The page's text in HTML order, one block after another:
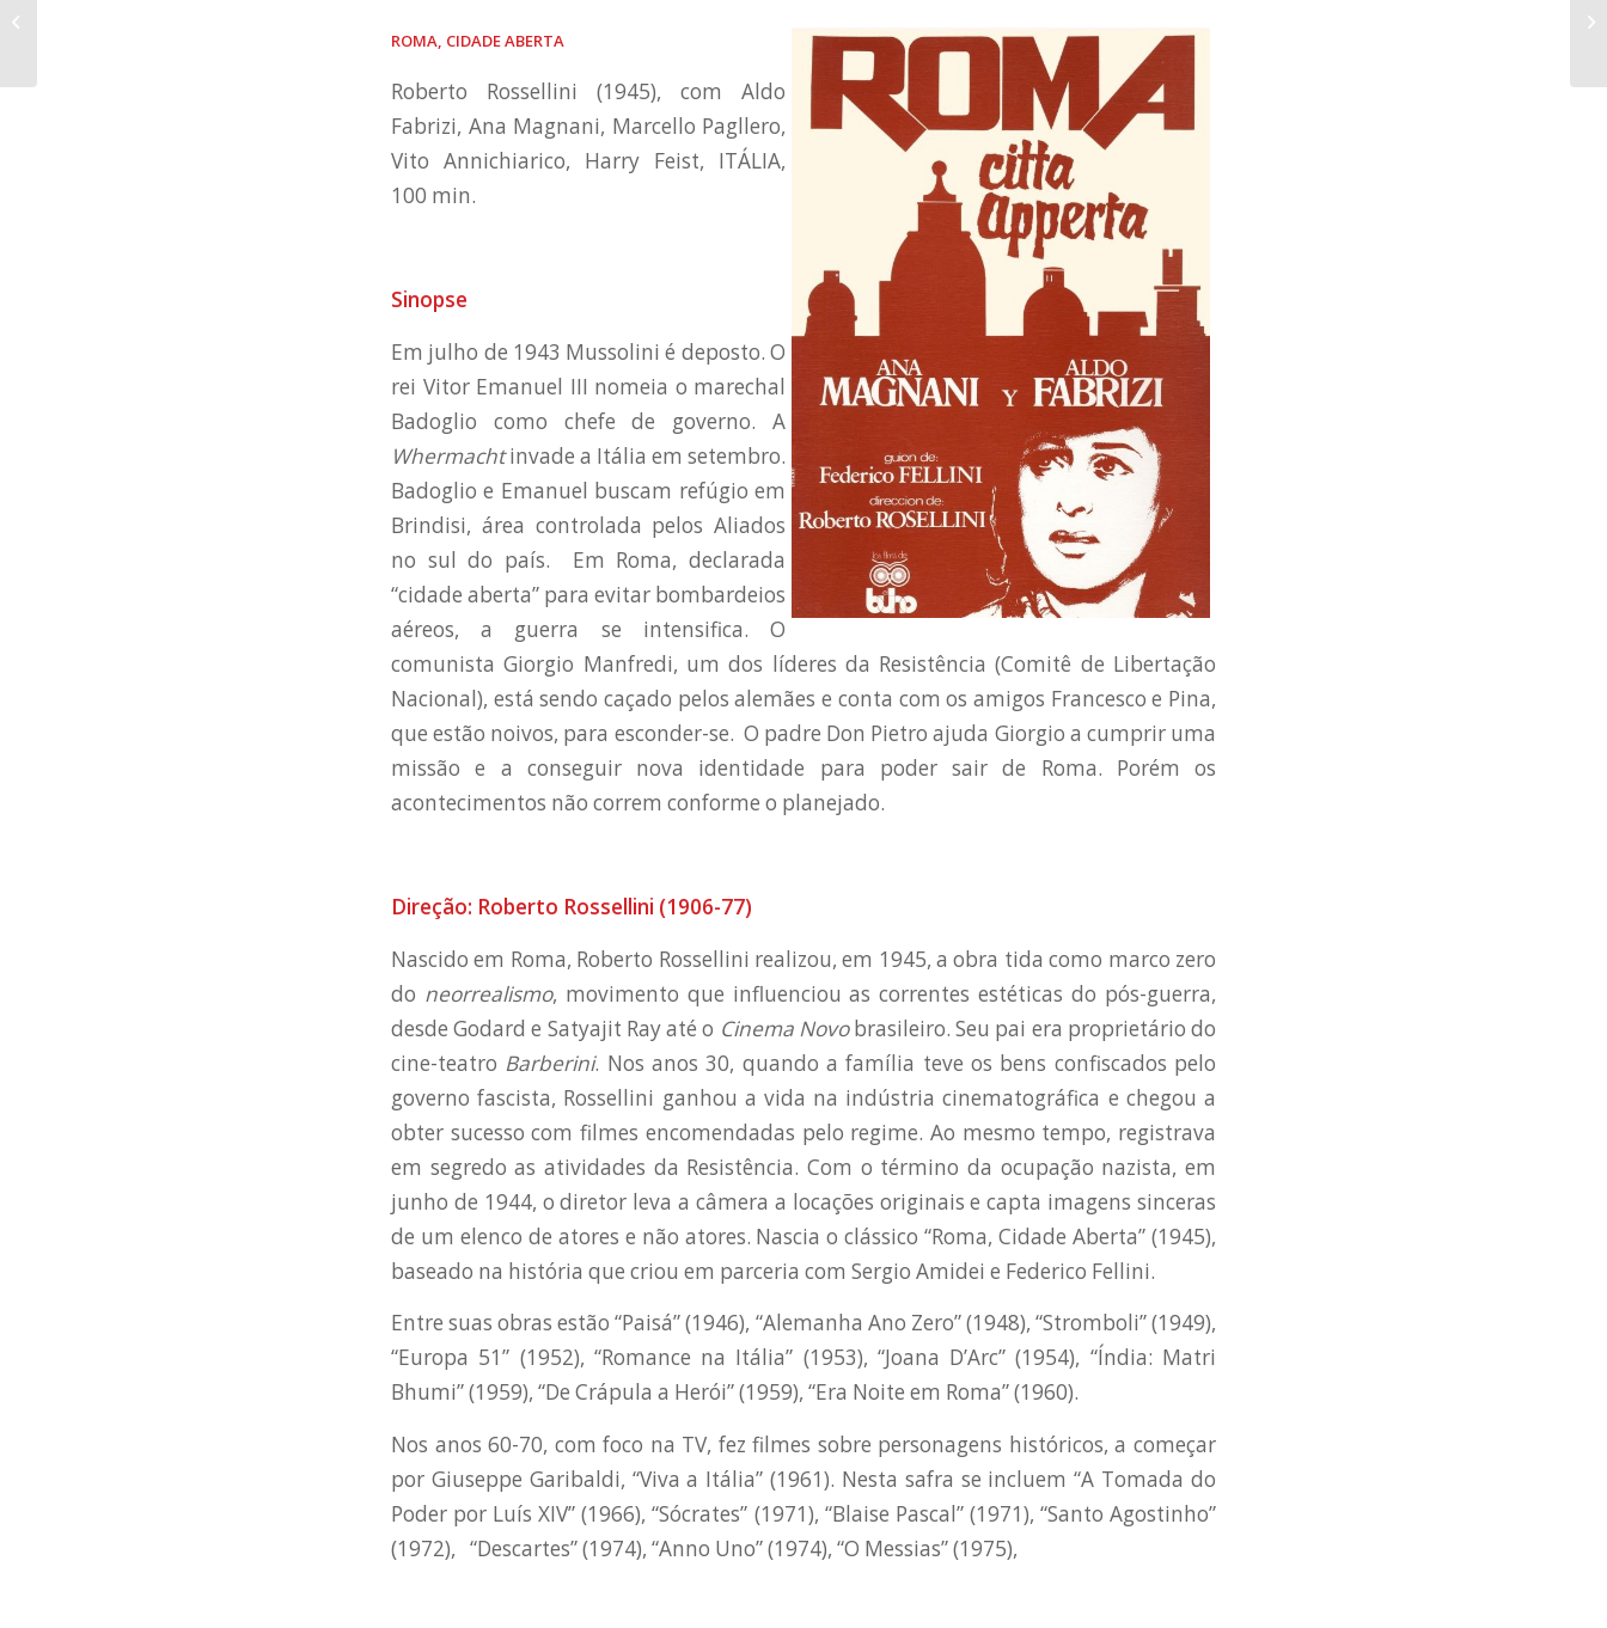
ROMA, CIDADE ABERTA
Roberto Rossellini (1945), com Aldo
Fabrizi, Ana Magnani, Marcello Pagllero,
Vito Annichiarico, Harry Feist, ITÁLIA,
100 min.
Sinopse
Em julho de 1943 Mussolini é deposto. O
rei Vitor Emanuel III nomeia o marechal
Badoglio como chefe de governo. A
Whermachtinvade a Itália em setembro.
Badoglio e Emanuel buscam refúgio em
Brindisi, área controlada pelos Aliados
no sul do país. Em Roma, declarada
“cidade aberta” para evitar bombardeios
aéreos, a guerra se intensifica. O
comunista Giorgio Manfredi, um dos líderes da Resistência (Comitê de Libertação
Nacional), está sendo caçado pelos alemães e conta com os amigos Francesco e Pina,
que estão noivos, para esconder-se. O padre Don Pietro ajuda Giorgio a cumprir uma
missão e a conseguir nova identidade para poder sair de Roma. Porém os
acontecimentos não correm conforme o planejado.
Direção: Roberto Rossellini (1906-77)
Nascido em Roma, Roberto Rossellini realizou, em 1945, a obra tida como marco zero
do neorrealismo, movimento que influenciou as correntes estéticas do pós-guerra,
desde Godard e Satyajit Ray até o Cinema Novobrasileiro. Seu pai era proprietário do
cine-teatro Barberini. Nos anos 30, quando a família teve os bens confiscados pelo
governo fascista, Rossellini ganhou a vida na indústria cinematográfica e chegou a
obter sucesso com filmes encomendadas pelo regime. Ao mesmo tempo, registrava
em segredo as atividades da Resistência. Com o término da ocupação nazista, em
junho de 1944, o diretor leva a câmera a locações originais e capta imagens sinceras
de um elenco de atores e não atores. Nascia o clássico “Roma, Cidade Aberta” (1945),
baseado na história que criou em parceria com Sergio Amidei e Federico Fellini.
Entre suas obras estão “Paisá” (1946), “Alemanha Ano Zero” (1948), “Stromboli” (1949),
“Europa 51” (1952), “Romance na Itália” (1953), “Joana D’Arc” (1954), “Índia: Matri
Bhumi” (1959), “De Crápula a Herói” (1959), “Era Noite em Roma” (1960).
Nos anos 60-70, com foco na TV, fez filmes sobre personagens históricos, a começar
por Giuseppe Garibaldi, “Viva a Itália” (1961). Nesta safra se incluem “A Tomada do
Poder por Luís XIV” (1966), “Sócrates” (1971), “Blaise Pascal” (1971), “Santo Agostinho”
(1972), “Descartes” (1974), “Anno Uno” (1974), “O Messias” (1975),